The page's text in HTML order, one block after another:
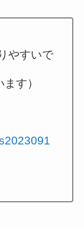
やすいで
す）